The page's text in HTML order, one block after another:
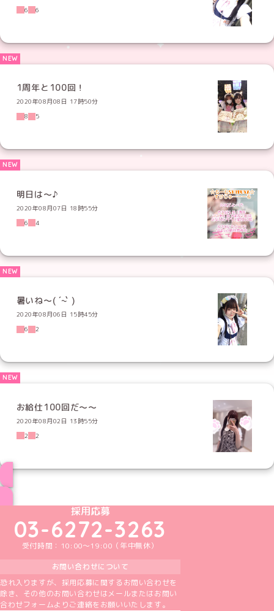
6
6
1周年と100回！
2020年08月08日 17時50分
8
5
明日は〜♪
2020年08月07日 18時55分
6
4
暑いね〜( ´~` )
2020年08月06日 15時45分
6
2
お給仕100回だ〜〜
2020年08月02日 13時55分
2
2
めいどりーみんTikTok公式アカウント
めいどりーみんX公式アカウント
めいどりーみんInstagram公式アカウント
めいどりーみんFacebook公式アカウン
めいどりーみんYouTube公式アカ
採用応募
03-6272-3263
受付時間：10:00～19:00（年中無休）
お問い合わせについて
恐れ入りますが、採用応募に関するお問い合わせを
除き、その他のお問い合わせはメールまたはお問い
合わせフォームよりご連絡をお願いいたします。